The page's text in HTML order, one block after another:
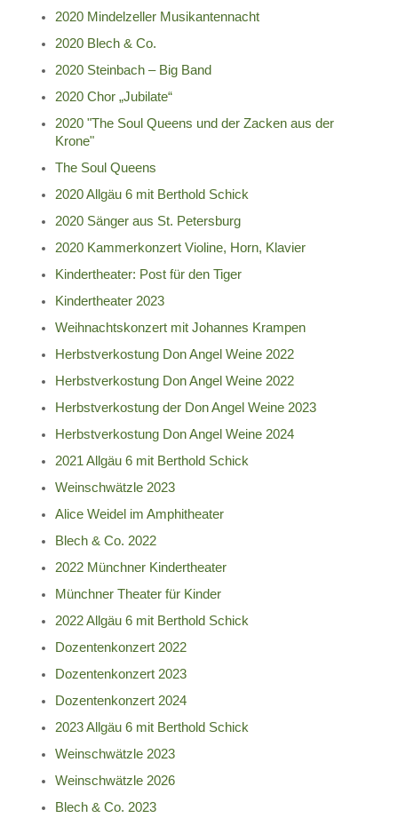
2020 Mindelzeller Musikantennacht
2020 Blech & Co.
2020 Steinbach – Big Band
2020 Chor „Jubilate“
2020 "The Soul Queens und der Zacken aus der
Krone"
The Soul Queens
2020 Allgäu 6 mit Berthold Schick
2020 Sänger aus St. Petersburg
2020 Kammerkonzert Violine, Horn, Klavier
Kindertheater: Post für den Tiger
Kindertheater 2023
Weihnachtskonzert mit Johannes Krampen
Herbstverkostung Don Angel Weine 2022
Herbstverkostung Don Angel Weine 2022
Herbstverkostung der Don Angel Weine 2023
Herbstverkostung Don Angel Weine 2024
2021 Allgäu 6 mit Berthold Schick
Weinschwätzle 2023
Alice Weidel im Amphitheater
Blech & Co. 2022
2022 Münchner Kindertheater
Münchner Theater für Kinder
2022 Allgäu 6 mit Berthold Schick
Dozentenkonzert 2022
Dozentenkonzert 2023
Dozentenkonzert 2024
2023 Allgäu 6 mit Berthold Schick
Weinschwätzle 2023
Weinschwätzle 2026
Blech & Co. 2023